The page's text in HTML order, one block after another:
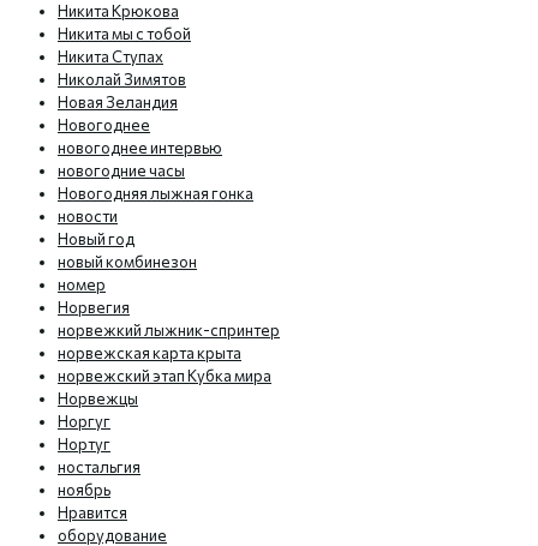
Никита Крюкова
Никита мы с тобой
Никита Ступах
Николай Зимятов
Новая Зеландия
Новогоднее
новогоднее интервью
новогодние часы
Новогодняя лыжная гонка
новости
Новый год
новый комбинезон
номер
Норвегия
норвежкий лыжник-спринтер
норвежская карта крыта
норвежский этап Кубка мира
Норвежцы
Норгуг
Нортуг
ностальгия
ноябрь
Нравится
оборудование